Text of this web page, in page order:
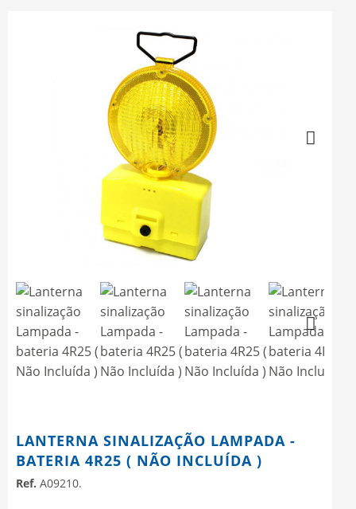
Next
LANTERNA SINALIZAÇÃO LAMPADA -
BATERIA 4R25 ( NÃO INCLUÍDA )
Ref. A09210.